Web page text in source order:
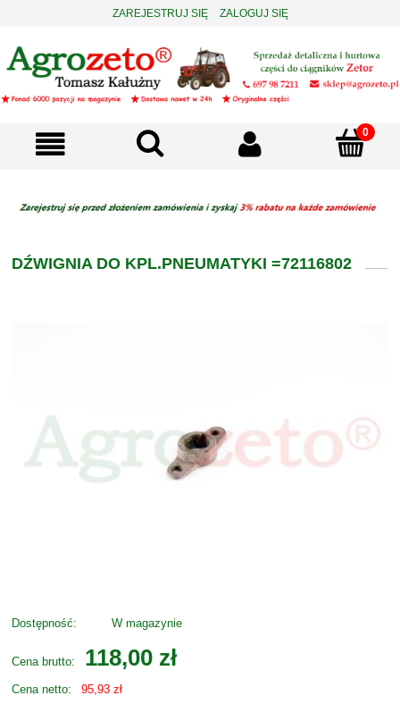
ZAREJESTRUJ SIĘ ZALOGUJ SIĘ
DŹWIGNIA DO KPL.PNEUMATYKI =72116802
Dostępność: W magazynie
Cena brutto: 118,00 zł
Cena netto: 95,93 zł